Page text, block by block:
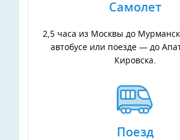
Самолет
2,5 часа из Москвы до
автобусе или поезде — до
Кировска.
Поезд